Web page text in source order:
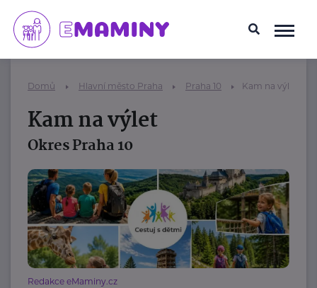
Domů Hlavní město Praha Praha 10 Kam na výlet
Kam na výlet
Okres Praha 10
Redakce eMaminy.cz